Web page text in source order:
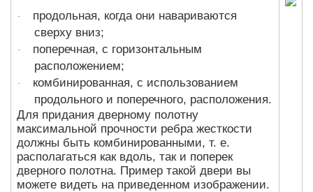
·
продольная, когда они навариваются
сверху вниз;
·
поперечная, с горизонтальным
расположением;
·
комбинированная, с использованием
продольного и поперечного, расположения.
Для придания дверному полотну
максимальной прочности ребра жесткости
должны быть комбинированными, т. е.
располагаться как вдоль, так и поперек
дверного полотна. Пример такой двери вы
можете видеть на приведенном изображении.